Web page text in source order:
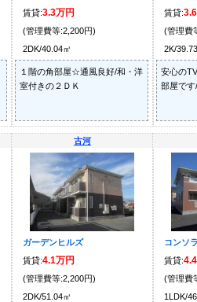
賃貸:3.3万円
(管理費等:2,200円)
2DK/40.04㎡
１階の角部屋☆通風良好/和・洋
室付きの２ＤＫ
賃貸:
(管理費
2K/
安心の
部屋です/
古河
ガーデンヒルズ
賃貸:4.1万円
(管理費等:2,200円)
2DK/51.04㎡
コンソ
賃貸:
(管理費
1LDK/